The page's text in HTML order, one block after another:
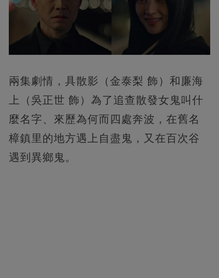
兩集劇情，具散影（金泰梨 飾）和廉海
上（吳正世 飾）為了追查散發女鬼叫什
麼名字、來歷為何而四處奔波，在舊名
樟鎮里的地方遇上自盡鬼，又在百次谷
遇到異鄉鬼。